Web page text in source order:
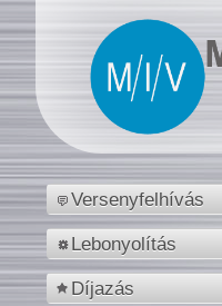
Versenyfelhívás
Lebonyolítás
Díjazás